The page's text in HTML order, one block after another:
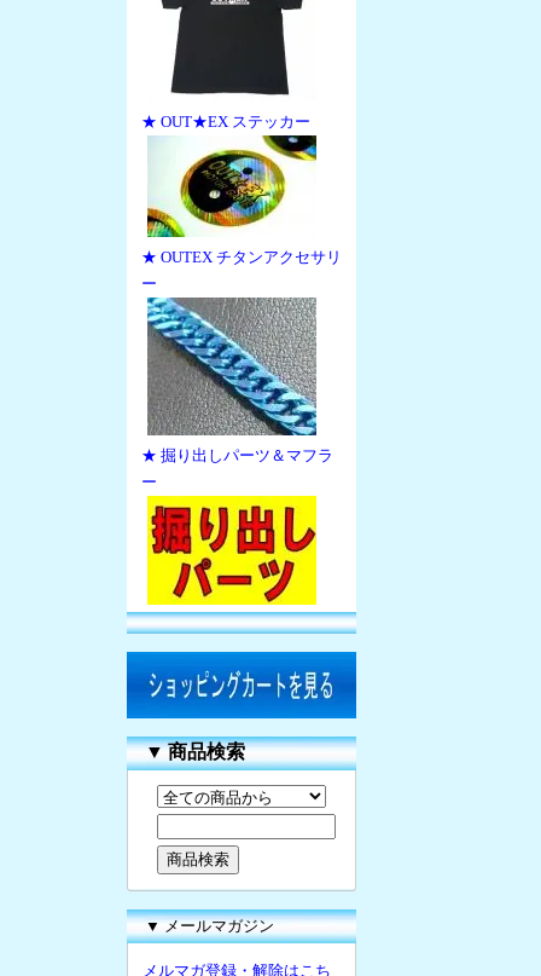
★ OUT★EX ステッカー
★ OUTEX チタンアクセサリ
ー
★ 掘り出しパーツ＆マフラ
ー
▼商品検索
▼ メールマガジン
メルマガ登録・解除はこち